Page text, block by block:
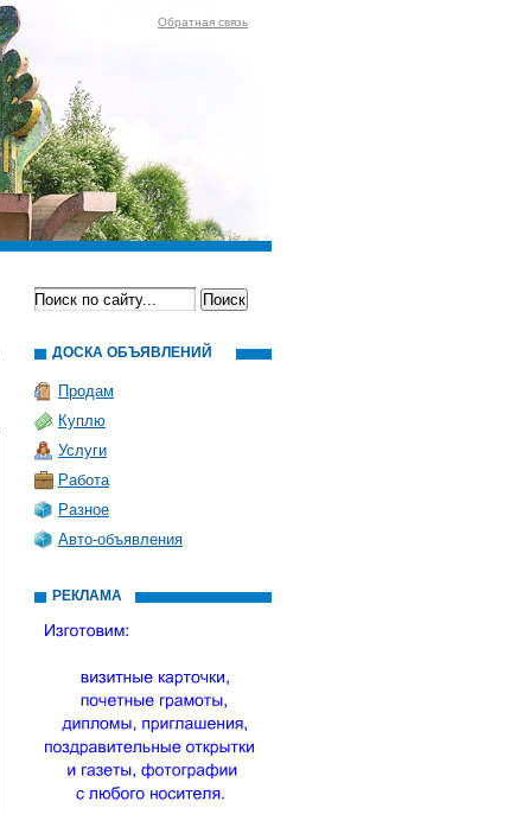
Обратная связь
ДОСКА ОБЪЯВЛЕНИЙ
Продам
Куплю
Услуги
Работа
Разное
Авто-объявления
РЕКЛАМА